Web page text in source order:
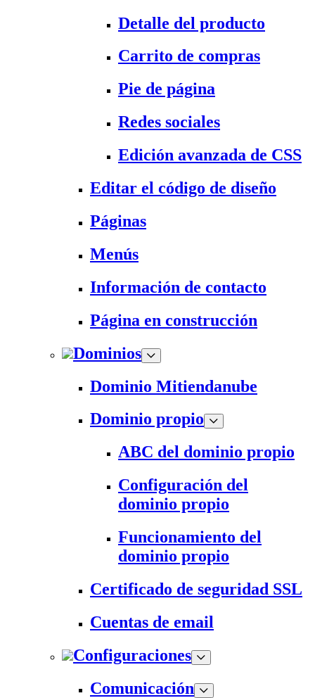
Detalle del producto
Carrito de compras
Pie de página
Redes sociales
Edición avanzada de CSS
Editar el código de diseño
Páginas
Menús
Información de contacto
Página en construcción
Dominios
Dominio Mitiendanube
Dominio propio
ABC del dominio propio
Configuración del
dominio propio
Funcionamiento del
dominio propio
Certificado de seguridad SSL
Cuentas de email
Configuraciones
Comunicación